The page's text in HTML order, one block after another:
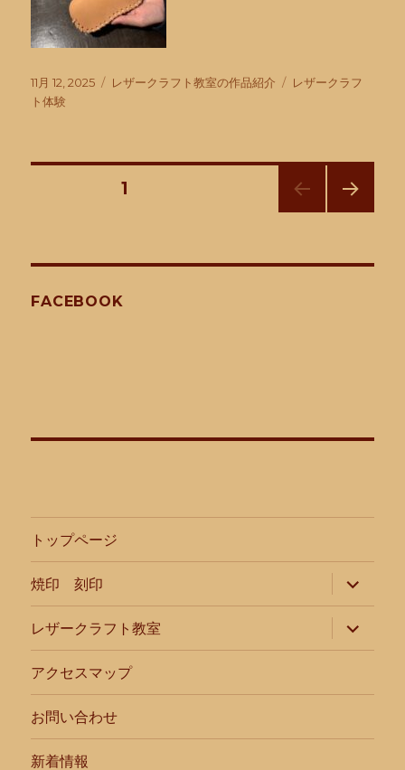
投
稿
11月 12, 2025
カ
レザークラフト教室の作品紹介
タ
レザークラフ
ト体験
ナ
ン
固定ページ1
FACEBOOK
トップページ
焼印 刻印
サ
ブ
メ
ニ
ュ
ー
開
レザークラフト教室
サ
ブ
メ
ー
開
アクセスマップ
お問い合わせ
新着情報